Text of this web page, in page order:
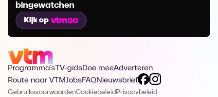
bingewatchen
Kijk op
Programma's TV-gidsDoe meeAdverteren
Route naar VTMJobsFAQNieuwsbrief
GebruiksvoorwaardenCookiebeleid Privacybeleid